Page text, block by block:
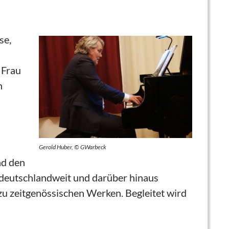
Gerold Huber, © GWarbeck
den
und darüber hinaus
zeitgenössischen Werken. Begleitet wird